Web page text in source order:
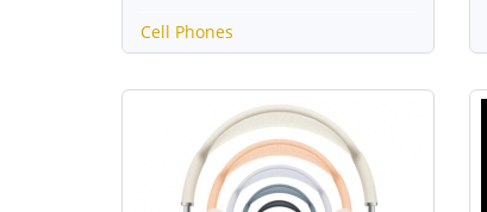
Cell Phones